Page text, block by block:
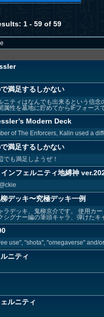
1 - 59 of 59
満足するしかない
ニティはなんでも出来るという信
属性を墓地に貯めてからIFフォース
Modern Deck
of The Enforcers, Kalin used a
満足するしかない
でも満足しようぜ！
インフェルニティ地縛神
デッキ〜究極デッキ一例
ラデッキ、鬼柳京介です。 使用カ
シグナー編の筆頭キャラ、弾けたキ
use", "shota", "omegaverse" and/
ニティ
ルニティ